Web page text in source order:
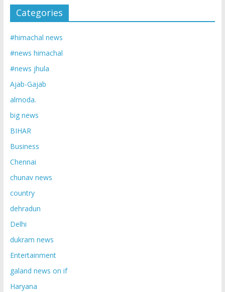
Categories
#himachal news
#news himachal
#news jhula
Ajab-Gajab
almoda.
big news
BIHAR
Business
Chennai
chunav news
country
dehradun
Delhi
dukram news
Entertainment
galand news on if
Haryana